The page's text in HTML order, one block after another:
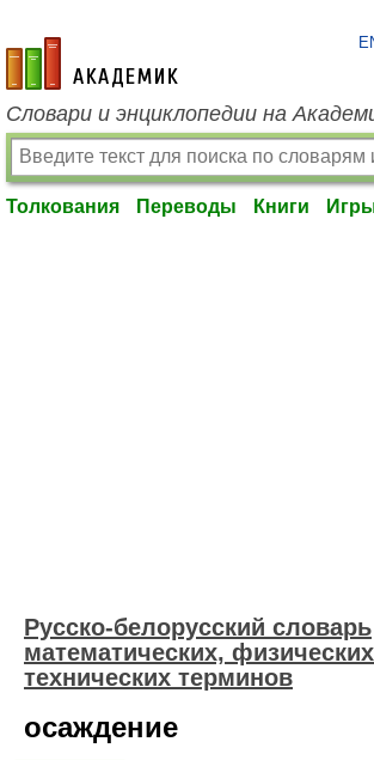
academic.ru
Словари и энциклопедии на
Толкования Переводы Книги
Русско-белорусский словарь
математических,
технических терминов
осаждение